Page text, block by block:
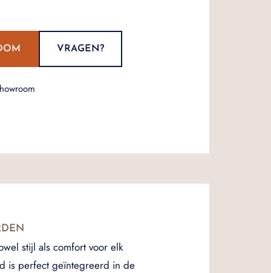
VRAGEN?
stijl als comfort voor elk
is perfect geïntegreerd in de